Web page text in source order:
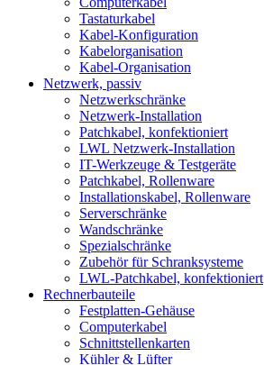
Tastaturkabel
Kabel-Konfiguration
Kabelorganisation
Kabel-Organisation
Netzwerk, passiv
Netzwerkschränke
Netzwerk-Installation
Patchkabel, konfektioniert
LWL Netzwerk-Installation
IT-Werkzeuge & Testgeräte
Patchkabel, Rollenware
Installationskabel, Rollenware
Serverschränke
Wandschränke
Spezialschränke
Zubehör für Schranksysteme
LWL-Patchkabel, konfektioniert
Rechnerbauteile
Festplatten-Gehäuse
Computerkabel
Schnittstellenkarten
Kühler & Lüfter